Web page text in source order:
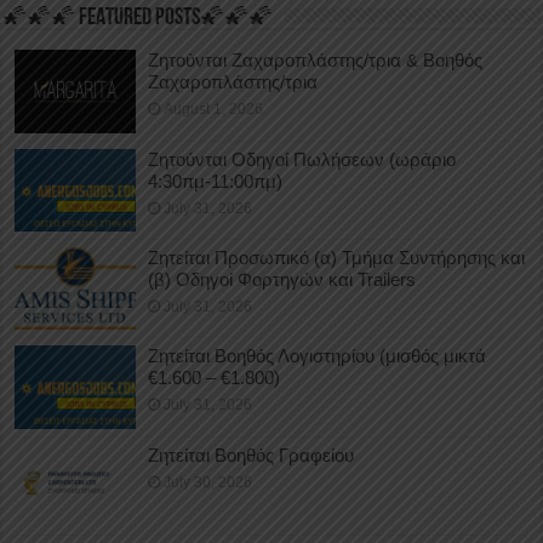
🌠🌠🌠 FEATURED POSTS🌠🌠🌠
Ζητούνται Ζαχαροπλάστης/τρια & Βοηθός
Ζαχαροπλάστης/τρια
August 1, 2026
Ζητούνται Οδηγοί Πωλήσεων (ωράριο
4:30πμ-11:00πμ)
July 31, 2026
Ζητείται Προσωπικό (α) Τμήμα Συντήρησης και
(β) Οδηγοί Φορτηγών και Trailers
July 31, 2026
Ζητείται Βοηθός Λογιστηρίου (μισθός μικτά
€1.600 – €1.800)
July 31, 2026
Ζητείται Βοηθός Γραφείου
July 30, 2026